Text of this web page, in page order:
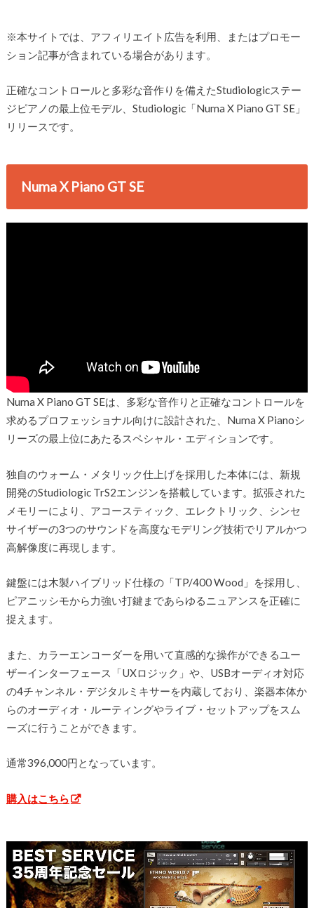
※本サイトでは、アフィリエイト広告を利用、またはプロモー
ション記事が含まれている場合があります。
正確なコントロールと多彩な音作りを備えたStudiologicステー
ジピアノの最上位モデル、Studiologic「Numa X Piano GT SE」
リリースです。
Numa X Piano GT SE
Numa X Piano GT SEは、多彩な音作りと正確なコントロールを
求めるプロフェッショナル向けに設計された、Numa X Pianoシ
リーズの最上位にあたるスペシャル・エディションです。
独自のウォーム・メタリック仕上げを採用した本体には、新規
開発のStudiologic TrS2エンジンを搭載しています。拡張された
メモリーにより、アコースティック、エレクトリック、シンセ
サイザーの3つのサウンドを高度なモデリング技術でリアルかつ
高解像度に再現します。
鍵盤には木製ハイブリッド仕様の「TP/400 Wood」を採用し、
ピアニッシモから力強い打鍵まであらゆるニュアンスを正確に
捉えます。
また、カラーエンコーダーを用いて直感的な操作ができるユー
ザーインターフェース「UXロジック」や、USBオーディオ対応
の4チャンネル・デジタルミキサーを内蔵しており、楽器本体か
らのオーディオ・ルーティングやライブ・セットアップをスム
ーズに行うことができます。
通常396,000円となっています。
購入はこちら